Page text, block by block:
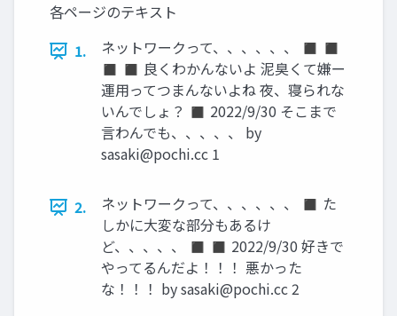
各ページのテキスト
1.
ネットワークって、、、、、、 ◼ ◼
◼ ◼ 良くわかんないよ 泥臭くて嫌ー
運用ってつまんないよね 夜、寝られな
いんでしょ？ ◼ 2022/9/30 そこまで
言わんでも、、、、、 by
sasaki@pochi.cc 1
2.
ネットワークって、、、、、、 ◼ た
しかに大変な部分もあるけ
ど、、、、、 ◼ ◼ 2022/9/30 好きで
やってるんだよ！！！ 悪かった
な！！！ bysasaki@pochi.cc2